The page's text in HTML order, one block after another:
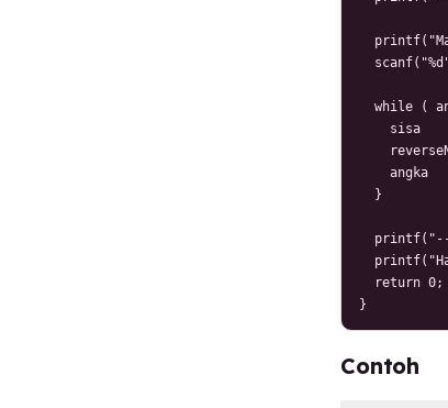
while (
sisa
angka
  }
  return 0;
}
Contoh